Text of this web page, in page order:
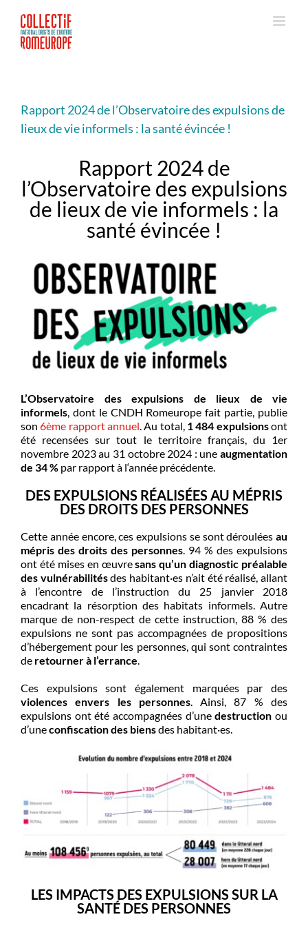
contenu
Rapport 2024 de l’Observatoire des expulsions de
lieux de vie informels : la santé évincée !
Rapport 2024 de
l’Observatoire des expulsions
de lieux de vie informels : la
santé évincée !
L’Observatoire des expulsions de lieux de vie
informels, dont le CNDH Romeurope fait partie, publie
son6ème rapport annuel. Au total, 1 484 expulsionsont
été recensées sur tout le territoire français, du 1er
novembre 2023 au 31 octobre 2024 : une augmentation
de 34 % par rapport à l‘année précédente.
DES EXPULSIONS RÉALISÉES AU MÉPRIS
DES DROITS DES PERSONNES
Cette année encore, ces expulsions se sont déroulées au
mépris des droits des personnes. 94 % des expulsions
ont été mises en œuvresans qu’un diagnostic préalable
des vulnérabilitésdes habitant·es n’ait été réalisé, allant
à l’encontre de l’instruction du 25 janvier 2018
encadrant la résorption des habitats informels. Autre
marque de non-respect de cette instruction, 88 % des
expulsions ne sont pas accompagnées de propositions
d’hébergement pour les personnes, qui sont contraintes
de retourner à l’errance.
Ces expulsions sont également marquées par des
violences envers les personnes. Ainsi,87 %des
expulsions ont été accompagnées d’unedestructionou
d’uneconfiscation des biensdes habitant·es.
LES IMPACTS DES EXPULSIONS SUR LA
SANTÉ DES PERSONNES